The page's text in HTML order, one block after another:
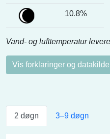
10.8%
Vand- og lufttemperatur
Vis forklaringer og
2 døgn 3–9 døgn